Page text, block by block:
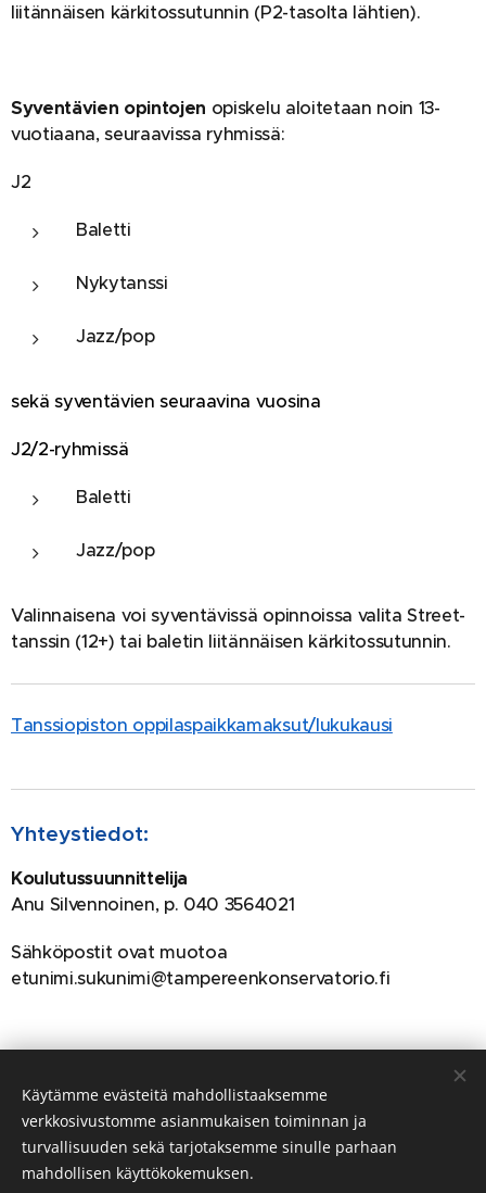
liitännäisen kärkitossutunnin (P2-tasolta lähtien).
Syventävien opintojen opiskelu aloitetaan noin 13-
vuotiaana, seuraavissa ryhmissä:
J2
Baletti
Nykytanssi
Jazz/pop
sekä syventävien seuraavina vuosina
J2/2-ryhmissä
Baletti
Jazz/pop
Valinnaisena voi syventävissä opinnoissa valita Street-
tanssin (12+) tai baletin liitännäisen kärkitossutunnin.
Tanssiopiston oppilaspaikkamaksut/lukukausi
Yhteystiedot:
Koulutussuunnittelija
Anu Silvennoinen, p. 040 3564021
Sähköpostit ovat muotoa
etunimi.sukunimi@tampereenkonservatorio.fi
Käytämme evästeitä mahdollistaaksemme
verkkosivustomme asianmukaisen toiminnan ja
turvallisuuden sekä tarjotaksemme sinulle parhaan
mahdollisen käyttökokemuksen.